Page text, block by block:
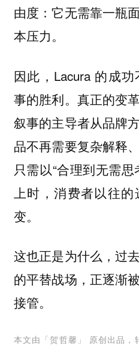
由度：它无需靠一瓶
本压力。
因此，Lacura 的成
事的胜利。真正的变
叙事的主导者从品牌
品不再需要复杂解释
只需以“合理到无需
上时，消费者以往
变。
这也正是为什么，过
的平替战场，正逐渐
接管。
本文由「贺哲馨 」 原创出品